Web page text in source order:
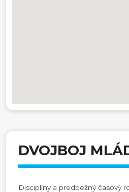
DVOJBOJ
Disciplíny a predbežný časový